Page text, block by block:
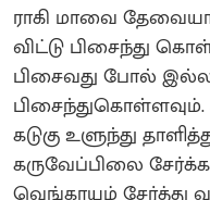
ராகி மாவை
விட்டு பிசைந்து
பிசைவது போல்
கடுகு உளுந்து
கருவேப்பிலை